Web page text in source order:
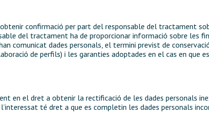
confirmació per part del responsable del tractament
del tractament ha de proporcionar informació sobre les
comunicat dades personals, el termini previst de
de perfils) i les garanties adoptades en el cas en que
en el dret a obtenir la rectificació de les dades personals
té dret a que es completin les dades personals